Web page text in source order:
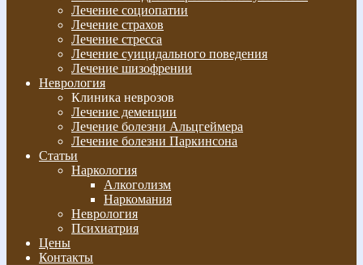
Лечение социопатии
Лечение страхов
Лечение стресса
Лечение суицидального поведения
Лечение шизофрении
Неврология
Клиника неврозов
Лечение деменции
Лечение болезни Альцгеймера
Лечение болезни Паркинсона
Статьи
Наркология
Алкоголизм
Наркомания
Неврология
Психиатрия
Цены
Контакты